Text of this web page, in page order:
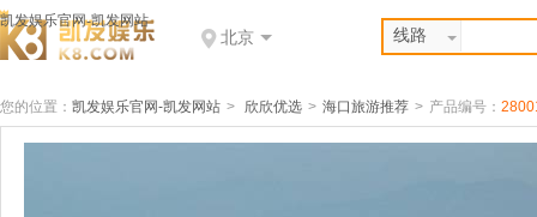
凯发娱乐官网-凯发网站
北京 线路
您的位置： 凯发娱乐官网-凯发网站 > 欣欣优选 > 海口旅游推荐 > 产品编号：